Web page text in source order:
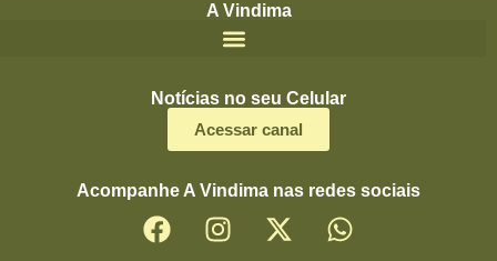
A Vindima
Notícias no seu Celular
Acessar canal
Acompanhe A Vindima nas redes sociais